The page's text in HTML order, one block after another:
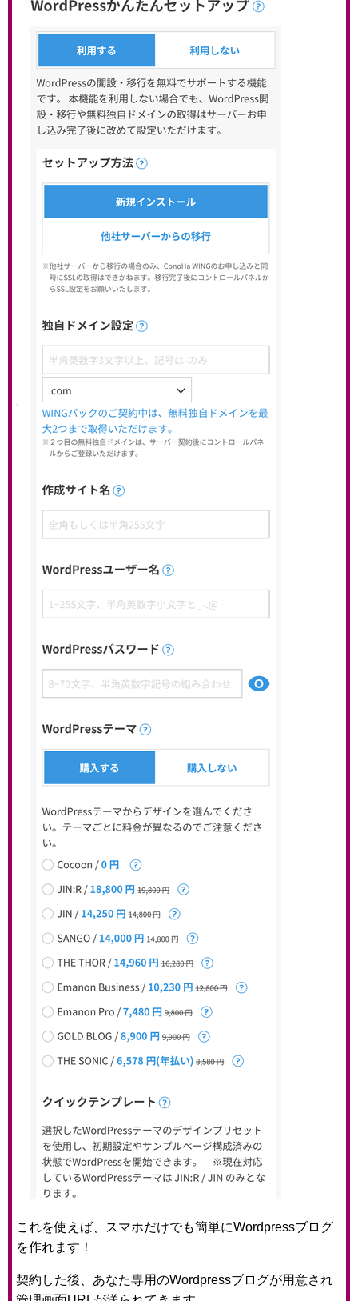
これを使えば、スマホだけでも簡単にWordpressブログ
を作れます！
契約した後、あなた専用のWordpressブログが用意され